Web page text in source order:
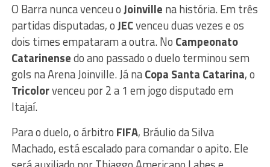
O Barra nunca venceu oJoinville na história. Em três
partidas disputadas, oJECvenceu duas vezes e os
dois times empataram a outra. No Campeonato
Catarinensedo ano passado o duelo terminou sem
gols na Arena Joinville. Já naCopa Santa Catarina, o
Tricolorvenceu por 2 a 1 em jogo disputado em
Itajaí.
Para o duelo, o árbitro FIFA, Bráulio da Silva
Machado, está escalado para comandar o apito. Ele